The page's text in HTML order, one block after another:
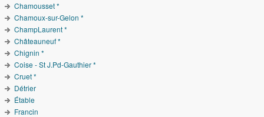
Chamousset *
Chamoux-sur-Gelon *
ChampLaurent *
Châteauneuf *
Chignin *
Coise - St J.Pd-Gauthier *
Cruet *
Détrier
Étable
Francin